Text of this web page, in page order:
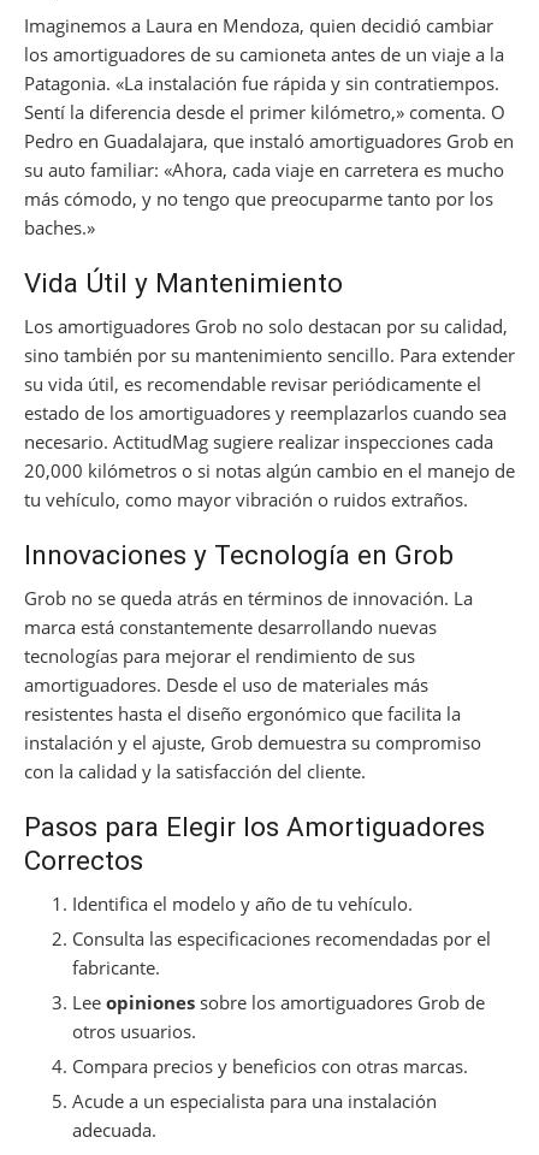
Imaginemos a Laura en Mendoza, quien decidió cambiar
los amortiguadores de su camioneta antes de un viaje a la
Patagonia. «La instalación fue rápida y sin contratiempos.
Sentí la diferencia desde el primer kilómetro,» comenta. O
Pedro en Guadalajara, que instaló amortiguadores Grob en
su auto familiar: «Ahora, cada viaje en carretera es mucho
más cómodo, y no tengo que preocuparme tanto por los
baches.»
Vida Útil y Mantenimiento
Los amortiguadores Grob no solo destacan por su calidad,
sino también por su mantenimiento sencillo. Para extender
su vida útil, es recomendable revisar periódicamente el
estado de los amortiguadores y reemplazarlos cuando sea
necesario. ActitudMag sugiere realizar inspecciones cada
20,000 kilómetros o si notas algún cambio en el manejo de
tu vehículo, como mayor vibración o ruidos extraños.
Innovaciones y Tecnología en Grob
Grob no se queda atrás en términos de innovación. La
marca está constantemente desarrollando nuevas
tecnologías para mejorar el rendimiento de sus
amortiguadores. Desde el uso de materiales más
resistentes hasta el diseño ergonómico que facilita la
instalación y el ajuste, Grob demuestra su compromiso
con la calidad y la satisfacción del cliente.
Pasos para Elegir los Amortiguadores
Correctos
Identifica el modelo y año de tu vehículo.
Consulta las especificaciones recomendadas por el
fabricante.
Lee opiniones sobre los amortiguadores Grob de
otros usuarios.
Compara precios y beneficios con otras marcas.
Acude a un especialista para una instalación
adecuada.